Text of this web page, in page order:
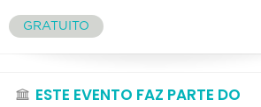
GRATUITO
ESTE EVENTO FAZ PARTE DO